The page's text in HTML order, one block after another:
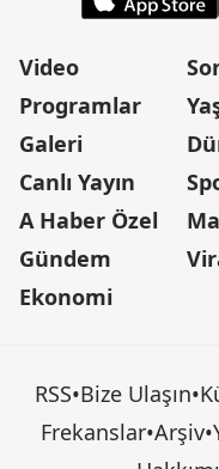
Video
Programlar
Galeri
Canlı Yayın
A Haber Özel
Gündem
Ekonomi
RSS•Bize Ulaşın•
Frekanslar•Arşiv•